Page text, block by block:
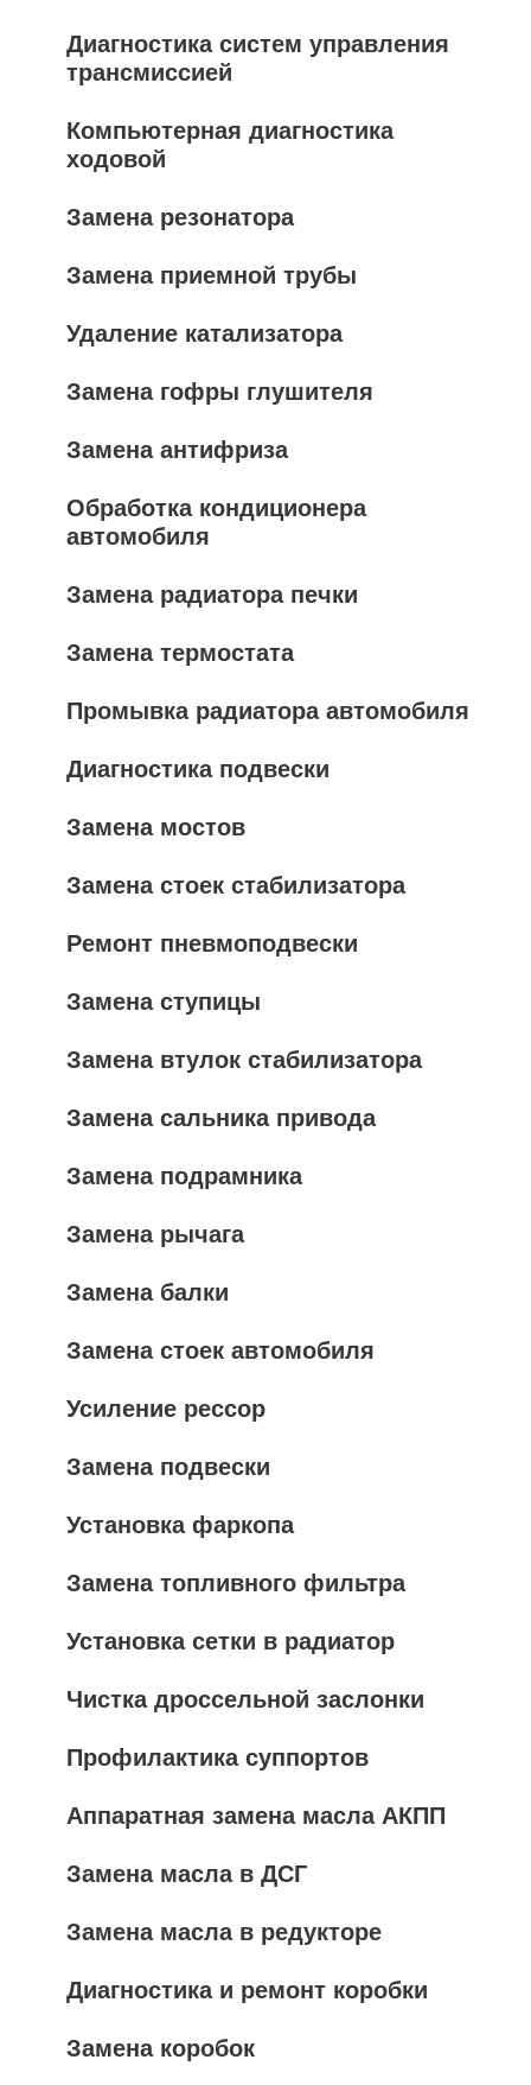
Диагностика систем управления
трансмиссией
Компьютерная диагностика
ходовой
Замена резонатора
Замена приемной трубы
Удаление катализатора
Замена гофры глушителя
Замена антифриза
Обработка кондиционера
автомобиля
Замена радиатора печки
Замена термостата
Промывка радиатора автомобиля
Диагностика подвески
Замена мостов
Замена стоек стабилизатора
Ремонт пневмоподвески
Замена ступицы
Замена втулок стабилизатора
Замена сальника привода
Замена подрамника
Замена рычага
Замена балки
Замена стоек автомобиля
Усиление рессор
Замена подвески
Установка фаркопа
Замена топливного фильтра
Установка сетки в радиатор
Чистка дроссельной заслонки
Профилактика суппортов
Аппаратная замена масла АКПП
Замена масла в ДСГ
Замена масла в редукторе
Диагностика и ремонт коробки
Замена коробок